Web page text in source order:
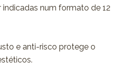
indicadas num formato de 12
e anti-risco protege o